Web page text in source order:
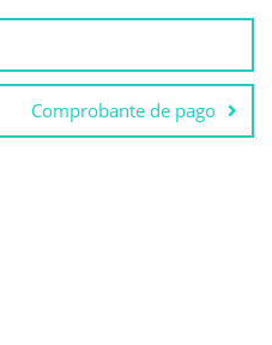
Comprobante de pago